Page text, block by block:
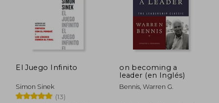
$ 126.863
El Juego Infinito
Simon Sinek
(13)
on becoming a
leader (en Inglés)
Bennis, Warren G.